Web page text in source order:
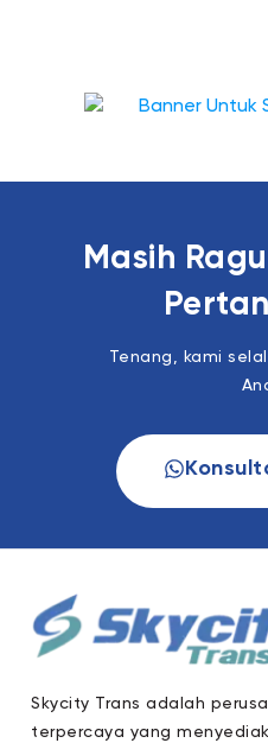
Masih
Tenang, kami
Skycity Trans adalah
terpercaya yang